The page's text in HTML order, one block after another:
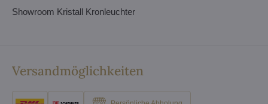
Showroom Kristall Kronleuchter
Versandmöglichkeiten